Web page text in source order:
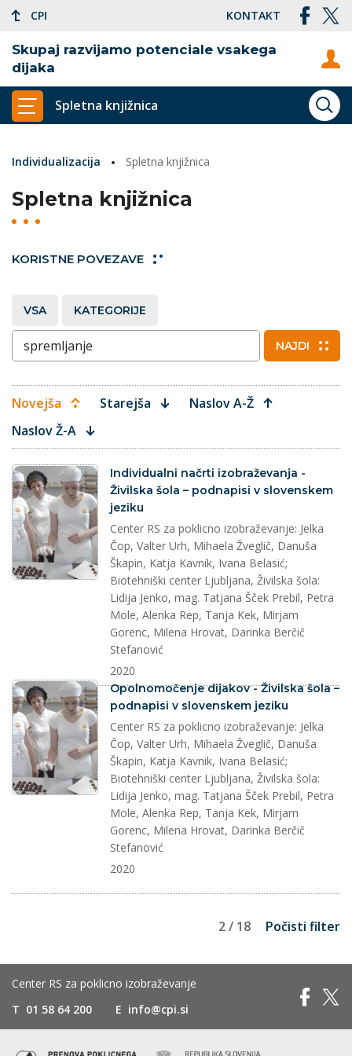
Skupaj razvijamo potenciale vsakega
dijaka
CPI KONTAKT
PRIKAŽI GLAVNI MENI
Spletna knjižnica
Individualizacija Spletna knjižnica
Spletna knjižnica
KORISTNE POVEZAVE
VSA KATEGORIJE
Vnesite ključne besede NAJDI
Novejša Starejša
Naslov A-Ž
Naslov Ž-A
splet
Individualni načrti izobraževanja -
Živilska šola – podnapisi v slovenskem
jeziku
Center RS za poklicno izobraževanje: Jelka
Čop, Valter Urh, Mihaela Žveglič, Danuša
Škapin, Katja Kavnik, Ivana Belasić;
Biotehniški center Ljubljana, Živilska šola:
Lidija Jenko, mag. Tatjana Šček Prebil, Petra
Mole, Alenka Rep, Tanja Kek, Mirjam
Gorenc, Milena Hrovat, Darinka Berčič
Stefanović
2020
splet
Opolnomočenje dijakov - Živilska šola –
podnapisi v slovenskem jeziku
Center RS za poklicno izobraževanje: Jelka
Čop, Valter Urh, Mihaela Žveglič, Danuša
Škapin, Katja Kavnik, Ivana Belasić;
Biotehniški center Ljubljana, Živilska šola:
Lidija Jenko, mag. Tatjana Šček Prebil, Petra
Mole, Alenka Rep, Tanja Kek, Mirjam
Gorenc, Milena Hrovat, Darinka Berčič
Stefanović
2020
2 / 18 Počisti filter
Center RS za poklicno izobraževanje
T 01 58 64 200 E info@cpi.si